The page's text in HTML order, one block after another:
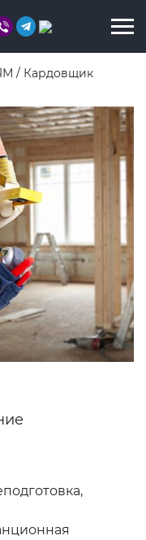
/ Кардовщик